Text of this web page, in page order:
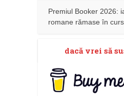
Premiul Booker 2026:
romane rămase în
dacă vrei să